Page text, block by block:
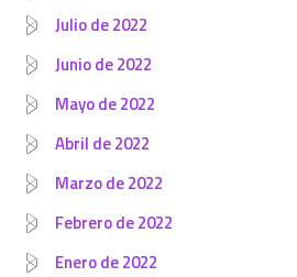
Julio de 2022
Junio de 2022
Mayo de 2022
Abril de 2022
Marzo de 2022
Febrero de 2022
Enero de 2022